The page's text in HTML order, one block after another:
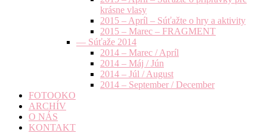
krásne vlasy
2015 – Apríl – Súťažte o hry a aktivity
2015 – Marec – FRAGMENT
— Súťaže 2014
2014 – Marec / Apríl
2014 – Máj / Jún
2014 – Júl / August
2014 – September / December
FOTOOKO
ARCHÍV
O NÁS
KONTAKT